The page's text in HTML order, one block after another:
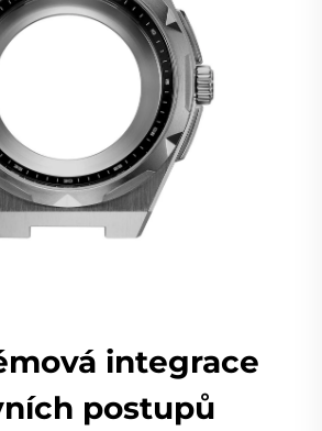
integrace
postupů